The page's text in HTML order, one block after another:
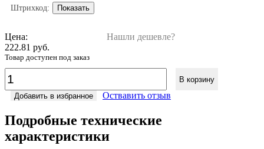
Штрихкод: Показать
Цена:
Нашли дешевле?
222.81 руб.
Товар доступен под заказ
В корзину
Добавить в избранное
Оствавить отзыв
Подробные технические
характеристики